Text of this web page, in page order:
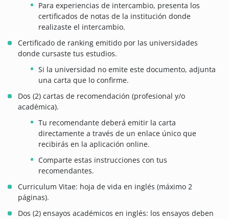
Para experiencias de intercambio, presenta los
certificados de notas de la institución donde
realizaste el intercambio.
Certificado de ranking emitido por las universidades
donde cursaste tus estudios.
Si la universidad no emite este documento, adjunta
una carta que lo confirme.
Dos (2) cartas de recomendación (profesional y/o
académica).
Tu recomendante deberá emitir la carta
directamente a través de un enlace único que
recibirás en la aplicación online.
Comparte estas instrucciones con tus
recomendantes.
Curriculum Vitae: hoja de vida en inglés (máximo 2
páginas).
Dos (2) ensayos académicos en inglés: los ensayos deben